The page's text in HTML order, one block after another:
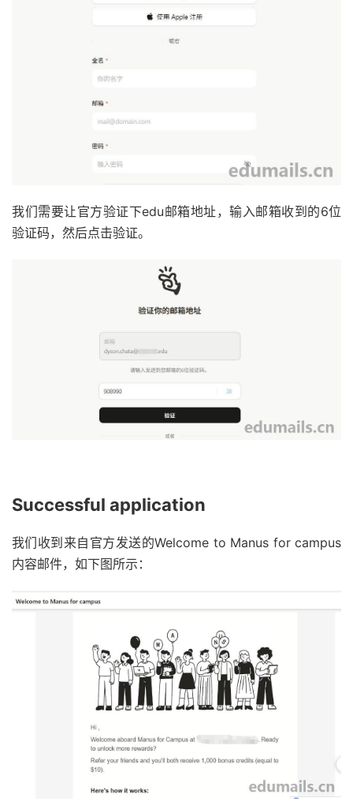
我们需要让官方验证下edu邮箱地址，输入邮箱收到的6位
验证码，然后点击验证。
Successful application
我们收到来自官方发送的Welcome to Manus for campus
内容邮件，如下图所示：